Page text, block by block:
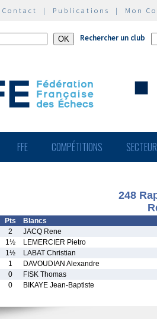
Contact | Publications | Mon
Rechercher un club
FFE COMPÉTITIONS
248
Pts
Blancs
2
JACQ Rene
1½
LEMERCIER Pietro
1½
LABAT Christian
1
DAVOUDIAN Alexandre
0
FISK Thomas
0 BIKAYE Jean-Baptiste